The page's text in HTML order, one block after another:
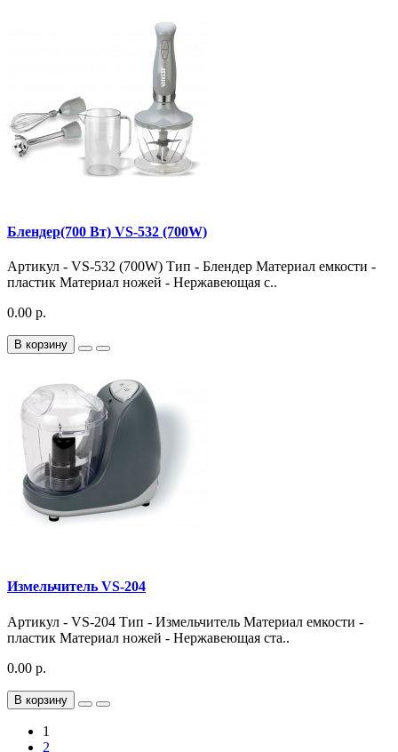
Блендер(700 Вт) VS-532 (700W)
Артикул - VS-532 (700W) Тип - Блендер Материал емкости -
пластик Материал ножей - Нержавеющая с..
0.00 р.
В корзину
Измельчитель VS-204
Артикул - VS-204 Тип - Измельчитель Материал емкости -
пластик Материал ножей - Нержавеющая ста..
0.00 р.
В корзину
1
2